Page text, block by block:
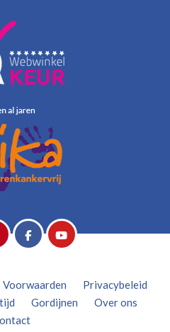
Voorwaarden
Privacybeleid
Gordijnen
Over ons